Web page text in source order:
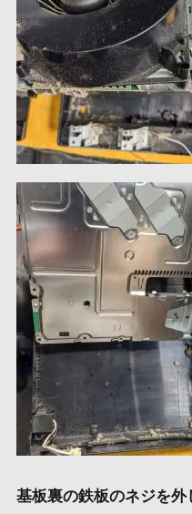
基板裏の鉄板のネジを